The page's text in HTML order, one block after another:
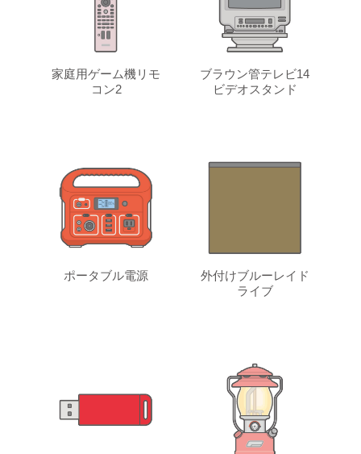
家庭用ゲーム機リモ
コン2
ブラウン管テレビ14
ビデオスタンド
ポータブル電源
外付けブルーレイド
ライブ